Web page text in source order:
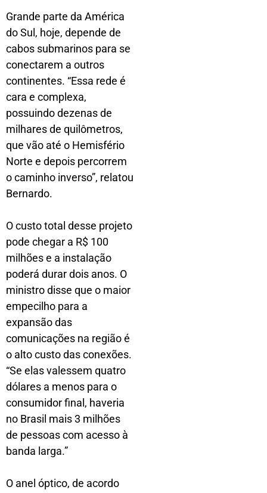
Grande parte da América
do Sul, hoje, depende de
cabos submarinos para se
conectarem a outros
continentes. “Essa rede é
cara e complexa,
possuindo dezenas de
milhares de quilômetros,
que vão até o Hemisfério
Norte e depois percorrem
o caminho inverso”, relatou
Bernardo.
O custo total desse projeto
pode chegar a R$ 100
milhões e a instalação
poderá durar dois anos. O
ministro disse que o maior
empecilho para a
expansão das
comunicações na região é
o alto custo das conexões.
“Se elas valessem quatro
dólares a menos para o
consumidor final, haveria
no Brasil mais 3 milhões
de pessoas com acesso à
banda larga.”
O anel óptico, de acordo